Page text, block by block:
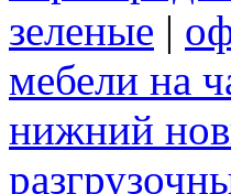
зеленые |
мебели на
нижний